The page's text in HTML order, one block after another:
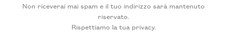
Non riceverai mai spam e il tuo indirizzo sarà mantenuto
riservato.
Rispettiamo la tua privacy.